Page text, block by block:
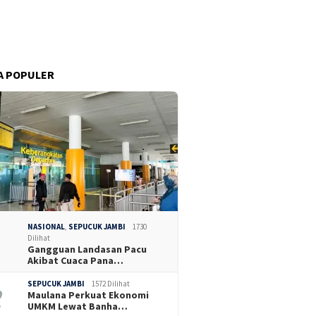
POPULER
NASIONAL SEPUCUK JAMBI
1730
Dilihat
Gangguan Landasan Pacu
Akibat Cuaca Pana…
SEPUCUK JAMBI 1572 Dilihat
Maulana Perkuat Ekonomi
UMKM Lewat Banha…